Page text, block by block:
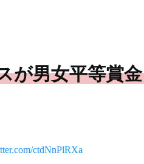
が男女平等賞
ctdNnPlRXa